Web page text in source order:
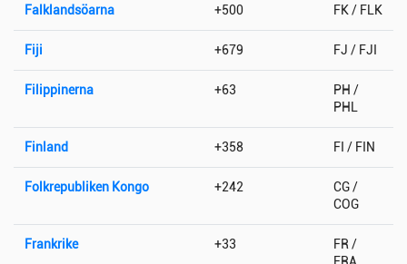
Falklandsöarna +500 FK / FLK
Fiji +679 FJ / FJI
Filippinerna +63
PH /
PHL
Finland +358 FI / FIN
Folkrepubliken Kongo +242
CG /
COG
Frankrike +33
FR /
FRA